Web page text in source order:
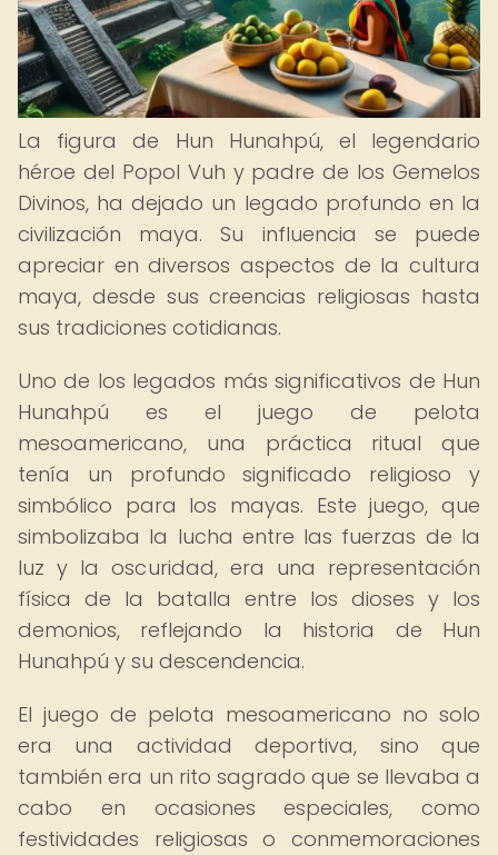
La figura de Hun Hunahpú, el legendario
héroe del Popol Vuh y padre de los Gemelos
Divinos, ha dejado un legado profundo en la
civilización maya. Su influencia se puede
apreciar en diversos aspectos de la cultura
maya, desde sus creencias religiosas hasta
sus tradiciones cotidianas.
Uno de los legados más significativos de Hun
Hunahpú es el juego de pelota
mesoamericano, una práctica ritual que
tenía un profundo significado religioso y
simbólico para los mayas. Este juego, que
simbolizaba la lucha entre las fuerzas de la
luz y la oscuridad, era una representación
física de la batalla entre los dioses y los
demonios, reflejando la historia de Hun
Hunahpú y su descendencia.
El juego de pelota mesoamericano no solo
era una actividad deportiva, sino que
también era un rito sagrado que se llevaba a
cabo en ocasiones especiales, como
festividades religiosas o conmemoraciones